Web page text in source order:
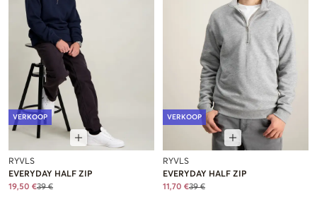
VERKOOP
RYVLS
EVERYDAY HALF ZIP
19,50 €39 €
VERKOOP
RYVLS
EVERYDAY HALF ZIP
11,70 €39 €